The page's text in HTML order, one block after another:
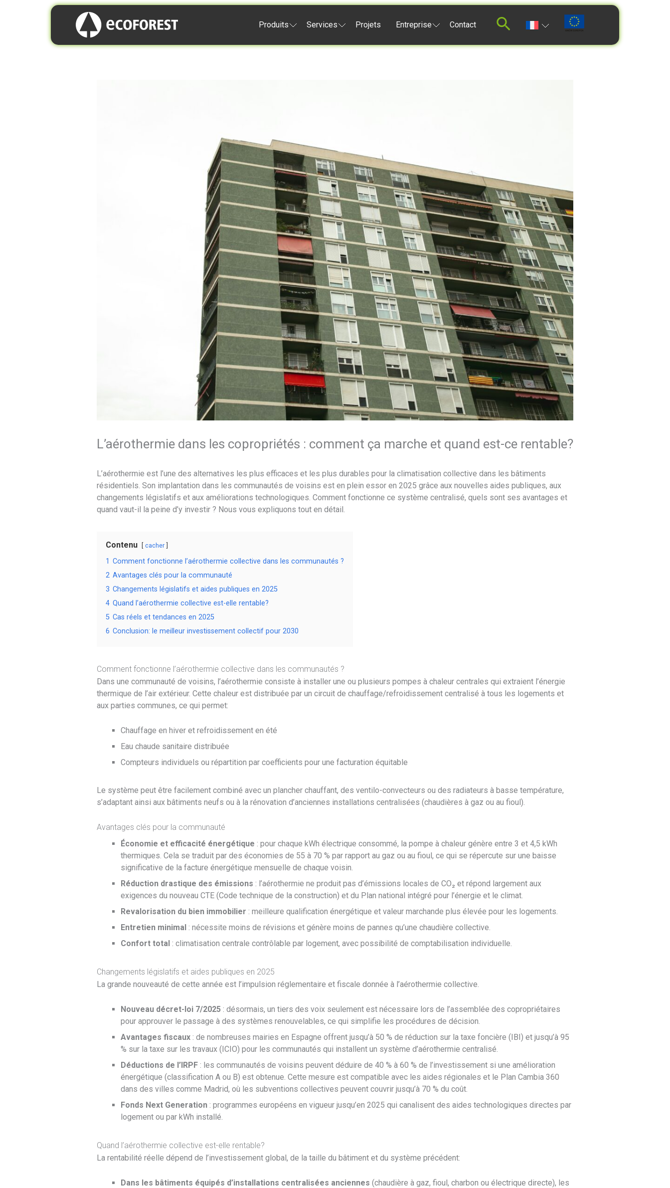
Produits Services Projets Entreprise Contact
L’aérothermie dans les copropriétés : comment ça marche et quand est-ce rentable?
L’aérothermie est l’une des alternatives les plus efficaces et les plus durables pour la climatisation collective dans les bâtiments
résidentiels. Son implantation dans les communautés de voisins est en plein essor en 2025 grâce aux nouvelles aides publiques, aux
changements législatifs et aux améliorations technologiques. Comment fonctionne ce système centralisé, quels sont ses avantages et
quand vaut-il la peine d’y investir ? Nous vous expliquons tout en détail.
Contenu cacher
1 Comment fonctionne l’aérothermie collective dans les communautés ?
2 Avantages clés pour la communauté
3 Changements législatifs et aides publiques en 2025
4 Quand l’aérothermie collective est-elle rentable?
5 Cas réels et tendances en 2025
6 Conclusion: le meilleur investissement collectif pour 2030
Comment fonctionne l’aérothermie collective dans les communautés ?
Dans une communauté de voisins, l’aérothermie consiste à installer une ou plusieurs pompes à chaleur centrales qui extraient l’énergie
thermique de l’air extérieur. Cette chaleur est distribuée par un circuit de chauffage/refroidissement centralisé à tous les logements et
aux parties communes, ce qui permet:
Chauffage en hiver et refroidissement en été
Eau chaude sanitaire distribuée
Compteurs individuels ou répartition par coefficients pour une facturation équitable
Le système peut être facilement combiné avec un plancher chauffant, des ventilo-convecteurs ou des radiateurs à basse température,
s’adaptant ainsi aux bâtiments neufs ou à la rénovation d’anciennes installations centralisées (chaudières à gaz ou au fioul).
Avantages clés pour la communauté
Économie et efficacité énergétique : pour chaque kWh électrique consommé, la pompe à chaleur génère entre 3 et 4,5 kWh
thermiques. Cela se traduit par des économies de 55 à 70 % par rapport au gaz ou au fioul, ce qui se répercute sur une baisse
significative de la facture énergétique mensuelle de chaque voisin.
Réduction drastique des émissions : l’aérothermie ne produit pas d’émissions locales de CO₂ et répond largement aux
exigences du nouveau CTE (Code technique de la construction) et du Plan national intégré pour l’énergie et le climat.
Revalorisation du bien immobilier : meilleure qualification énergétique et valeur marchande plus élevée pour les logements.
Entretien minimal : nécessite moins de révisions et génère moins de pannes qu’une chaudière collective.
Confort total : climatisation centrale contrôlable par logement, avec possibilité de comptabilisation individuelle.
Changements législatifs et aides publiques en 2025
La grande nouveauté de cette année est l’impulsion réglementaire et fiscale donnée à l’aérothermie collective.
Nouveau décret-loi 7/2025 : désormais, un tiers des voix seulement est nécessaire lors de l’assemblée des copropriétaires
pour approuver le passage à des systèmes renouvelables, ce qui simplifie les procédures de décision.
Avantages fiscaux: de nombreuses mairies en Espagne offrent jusqu’à 50 % de réduction sur la taxe foncière (IBI) et jusqu’à 95
% sur la taxe sur les travaux (ICIO) pour les communautés qui installent un système d’aérothermie centralisé.
Déductions de l’IRPF: les communautés de voisins peuvent déduire de 40 % à 60 % de l’investissement si une amélioration
énergétique (classification A ou B) est obtenue. Cette mesure est compatible avec les aides régionales et le Plan Cambia 360
dans des villes comme Madrid, où les subventions collectives peuvent couvrir jusqu’à 70 % du coût.
Fonds Next Generation: programmes européens en vigueur jusqu’en 2025 qui canalisent des aides technologiques directes par
logement ou par kWh installé.
Quand l’aérothermie collective est-elle rentable?
La rentabilité réelle dépend de l’investissement global, de la taille du bâtiment et du système précédent:
Dans les bâtiments équipés d’installations centralisées anciennes (chaudière à gaz, fioul, charbon ou électrique directe), les